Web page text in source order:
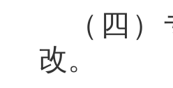
（ 四 ）
改。